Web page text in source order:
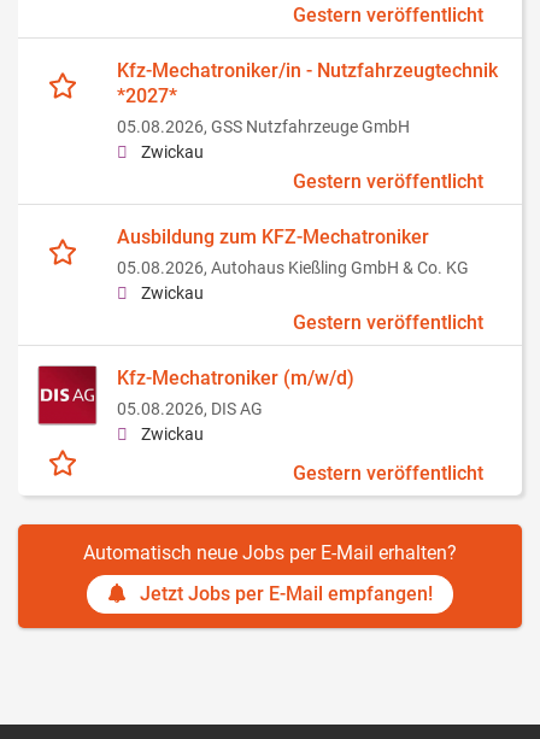
Gestern veröffentlicht
Kfz-Mechatroniker/in - Nutzfahrzeugtechnik
*2027*
05.08.2026, GSS Nutzfahrzeuge GmbH
Zwickau
Gestern veröffentlicht
Ausbildung zum KFZ-Mechatroniker
05.08.2026, Autohaus Kießling GmbH & Co. KG
Zwickau
Gestern veröffentlicht
Kfz-Mechatroniker (m/w/d)
05.08.2026, DIS AG
Zwickau
Gestern veröffentlicht
Automatisch neue Jobs per E-Mail erhalten?
Jetzt Jobs per E-Mail empfangen!